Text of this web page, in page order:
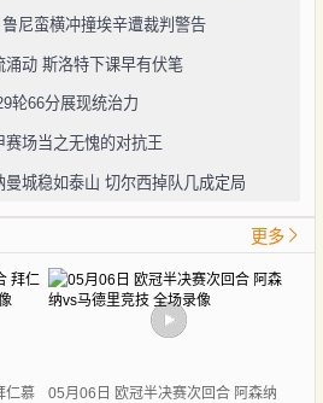
尼蛮横冲撞埃辛遭裁判警告
动 斯洛特下课早有伏笔
轮66分展现统治力
场当之无愧的对抗王
城稳如泰山 切尔西掉队几成定局
更多
仁慕
05月06日 欧冠半决赛次回合 阿森纳